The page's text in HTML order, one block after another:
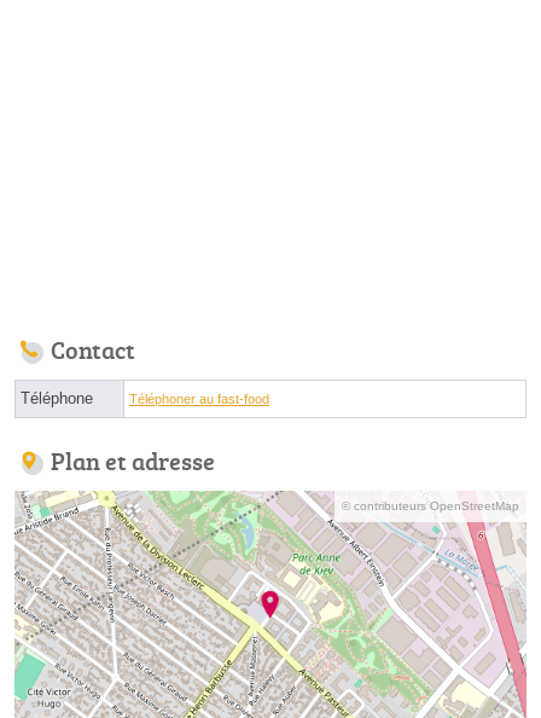
Contact
Téléphone Téléphoner au fast-food
Plan et adresse
© contributeurs OpenStreetMap